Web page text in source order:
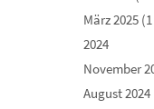
März 2025
2024
November
August